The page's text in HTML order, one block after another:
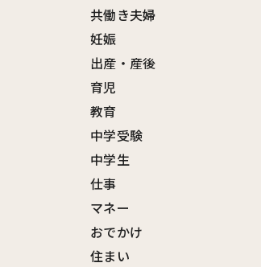
共働き夫婦
妊娠
出産・産後
育児
教育
中学受験
中学生
仕事
マネー
おでかけ
住まい